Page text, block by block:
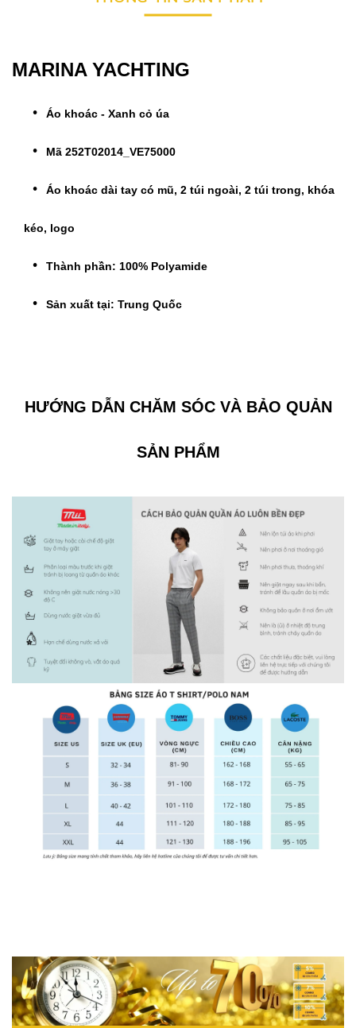
MARINA YACHTING
Áo khoác - Xanh cỏ úa
Mã 252T02014_VE75000
Áo khoác dài tay có mũ, 2 túi ngoài, 2 túi trong, khóa
kéo, logo
Thành phần: 100% Polyamide
Sản xuất tại: Trung Quốc
HƯỚNG DẪN CHĂM SÓC VÀ BẢO QUẢN
SẢN PHẨM